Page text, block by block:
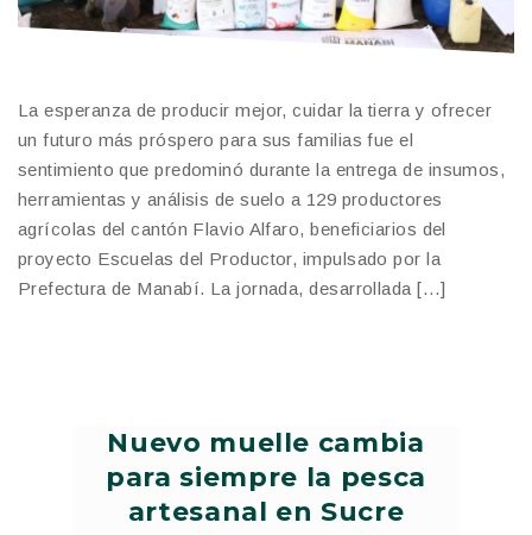
La esperanza de producir mejor, cuidar la tierra y ofrecer
un futuro más próspero para sus familias fue el
sentimiento que predominó durante la entrega de insumos,
herramientas y análisis de suelo a 129 productores
agrícolas del cantón Flavio Alfaro, beneficiarios del
proyecto Escuelas del Productor, impulsado por la
Prefectura de Manabí. La jornada, desarrollada […]
Nuevo muelle cambia
para siempre la pesca
artesanal en Sucre